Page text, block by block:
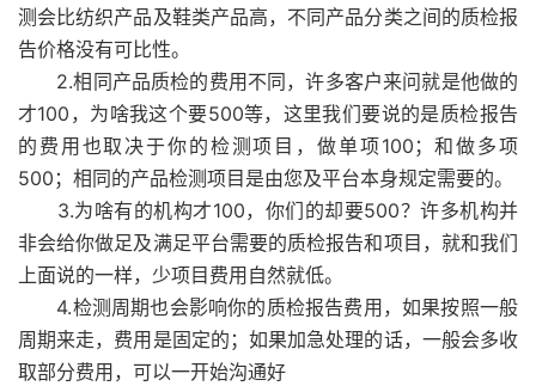
测会比纺织产品及鞋类产品高，不同产品分类之间的质检报
告价格没有可比性。
2.相同产品质检的费用不同，许多客户来问就是他做的
才100，为啥我这个要500等，这里我们要说的是质检报告
的费用也取决于你的检测项目，做单项100；和做多项
500；相同的产品检测项目是由您及平台本身规定需要的。
3.为啥有的机构才100，你们的却要500？许多机构并
非会给你做足及满足平台需要的质检报告和项目，就和我们
上面说的一样，少项目费用自然就低。
4.检测周期也会影响你的质检报告费用，如果按照一般
周期来走，费用是固定的；如果加急处理的话，一般会多收
取部分费用，可以一开始沟通好